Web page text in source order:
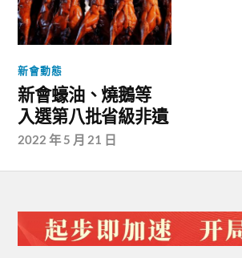
新會動態
新會蠔油、燒鵝等
入選第八批省級非遺
2022 年 5 月 21 日